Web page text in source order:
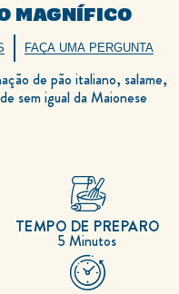
MAGNÍFICO
FAÇA UMA PERGUNTA
de pão italiano, salame,
sem igual da Maionese
5 Minutos
TEMPO DE PREPARO